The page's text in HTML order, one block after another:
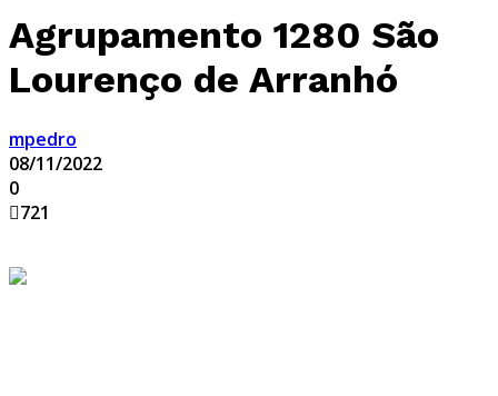
Agrupamento 1280 São
Lourenço de Arranhó
mpedro
08/11/2022
0
721